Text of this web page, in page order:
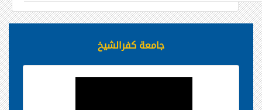
جامعة كفرالشيخ